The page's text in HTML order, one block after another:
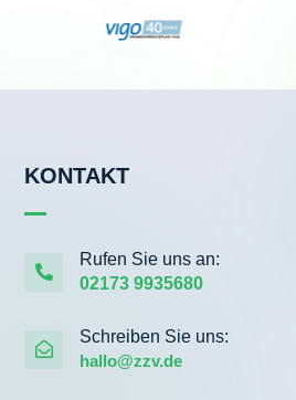
KONTAKT

Rufen Sie uns an:
02173 9935680

Schreiben Sie uns:
hallo@zzv.de